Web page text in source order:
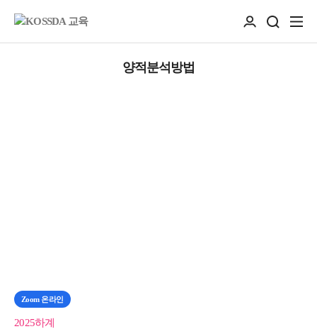
양적분석방법
Zoom 온라인
2025하계